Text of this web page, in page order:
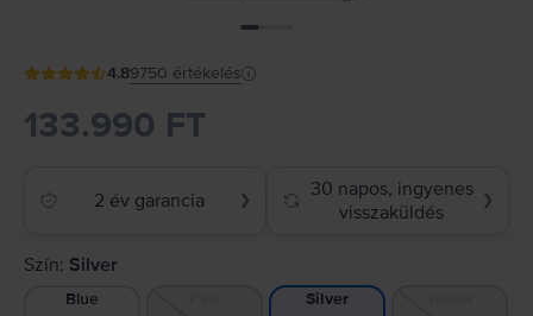
4.89750 értékelés
133.990 FT
2 év garancia ❯
30 napos, ingyenes
visszaküldés
❯
Szín: Silver
Blue Silver